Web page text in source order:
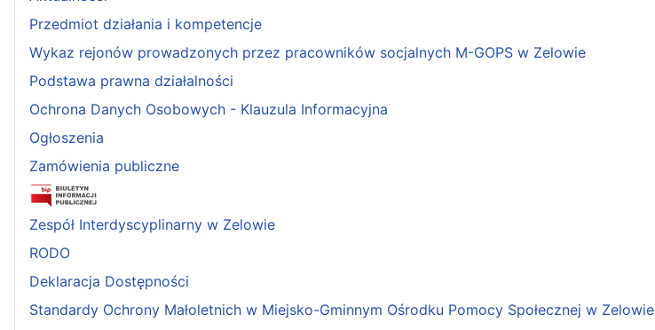
Przedmiot działania i kompetencje
Wykaz rejonów prowadzonych przez pracowników socjalnych M-GOPS w Zelowie
Podstawa prawna działalności
Ochrona Danych Osobowych - Klauzula Informacyjna
Ogłoszenia
Zamówienia publiczne
Zespół Interdyscyplinarny w Zelowie
RODO
Deklaracja Dostępności
Standardy Ochrony Małoletnich w Miejsko-Gminnym Ośrodku Pomocy Społecznej w Zelowie